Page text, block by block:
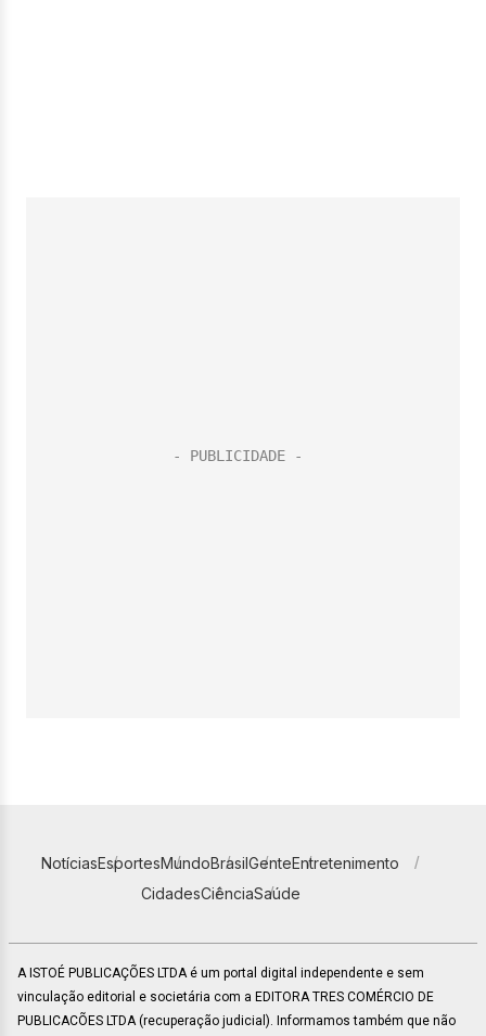
NotíciasEsportesMundoBrasilGenteEntretenimento
CidadesCiênciaSaúde
A ISTOÉ PUBLICAÇÕES LTDA é um portal digital independente e sem
vinculação editorial e societária com a EDITORA TRES COMÉRCIO DE
PUBLICACÕES LTDA (recuperação judicial). Informamos também que não